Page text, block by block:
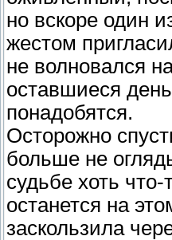
но вскоре один
жестом
не волновался
оставшиеся
понадобятся.
Осторожно
больше не
судьбе хоть
останется на
заскользила